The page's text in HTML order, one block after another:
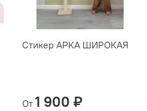
Стикер АРКА ШИРОКАЯ
От 1 900 ₽